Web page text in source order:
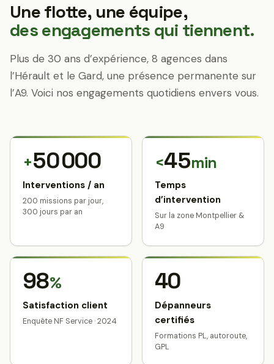
Une flotte, une équipe,
des engagements qui tiennent.
Plus de 30 ans d’expérience, 8 agences dans
l’Hérault et le Gard, une présence permanente sur
l’A9. Voici nos engagements quotidiens envers vous.
+50 000
Interventions / an
200 missions par jour,
300 jours par an
<45min
Temps
d’intervention
Sur la zone Montpellier &
A9
98%
Satisfaction client
Enquête NF Service · 2024
40
Dépanneurs
certifiés
Formations PL, autoroute,
GPL